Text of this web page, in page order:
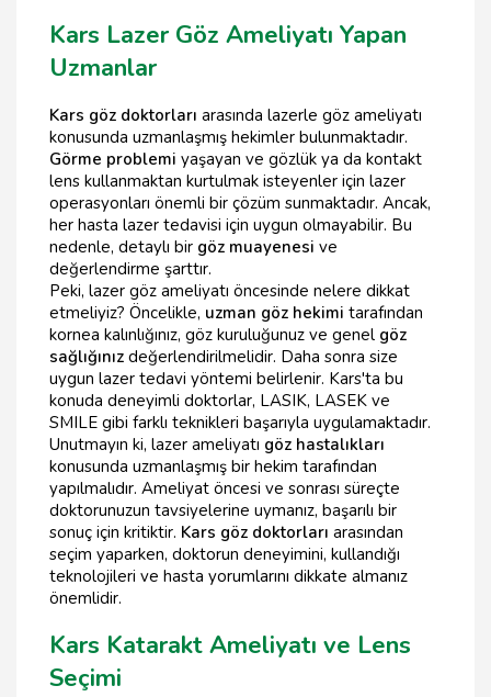
Kars Lazer Göz Ameliyatı Yapan
Uzmanlar
Kars göz doktorları arasında lazerle göz ameliyatı
konusunda uzmanlaşmış hekimler bulunmaktadır.
Görme problemi yaşayan ve gözlük ya da kontakt
lens kullanmaktan kurtulmak isteyenler için lazer
operasyonları önemli bir çözüm sunmaktadır. Ancak,
her hasta lazer tedavisi için uygun olmayabilir. Bu
nedenle, detaylı bir göz muayenesi ve
değerlendirme şarttır.
Peki, lazer göz ameliyatı öncesinde nelere dikkat
etmeliyiz? Öncelikle, uzman göz hekimi tarafından
kornea kalınlığınız, göz kuruluğunuz ve genel göz
sağlığınız değerlendirilmelidir. Daha sonra size
uygun lazer tedavi yöntemi belirlenir. Kars'ta bu
konuda deneyimli doktorlar, LASIK, LASEK ve
SMILE gibi farklı teknikleri başarıyla uygulamaktadır.
Unutmayın ki, lazer ameliyatı göz hastalıkları
konusunda uzmanlaşmış bir hekim tarafından
yapılmalıdır. Ameliyat öncesi ve sonrası süreçte
doktorunuzun tavsiyelerine uymanız, başarılı bir
sonuç için kritiktir. Kars göz doktorları arasından
seçim yaparken, doktorun deneyimini, kullandığı
teknolojileri ve hasta yorumlarını dikkate almanız
önemlidir.
Kars Katarakt Ameliyatı ve Lens
Seçimi